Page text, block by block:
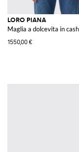
LORO PIANA
Maglia a dolcevita in
1550,00 €